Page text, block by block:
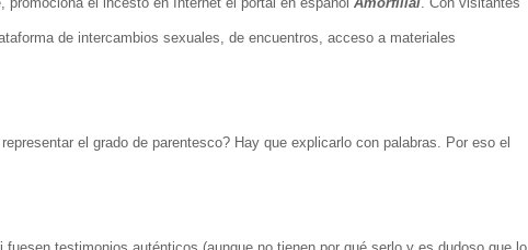
de intercambios sexuales, de encuentros, acceso a materiales
el grado de parentesco? Hay que explicarlo con palabras. Por eso el